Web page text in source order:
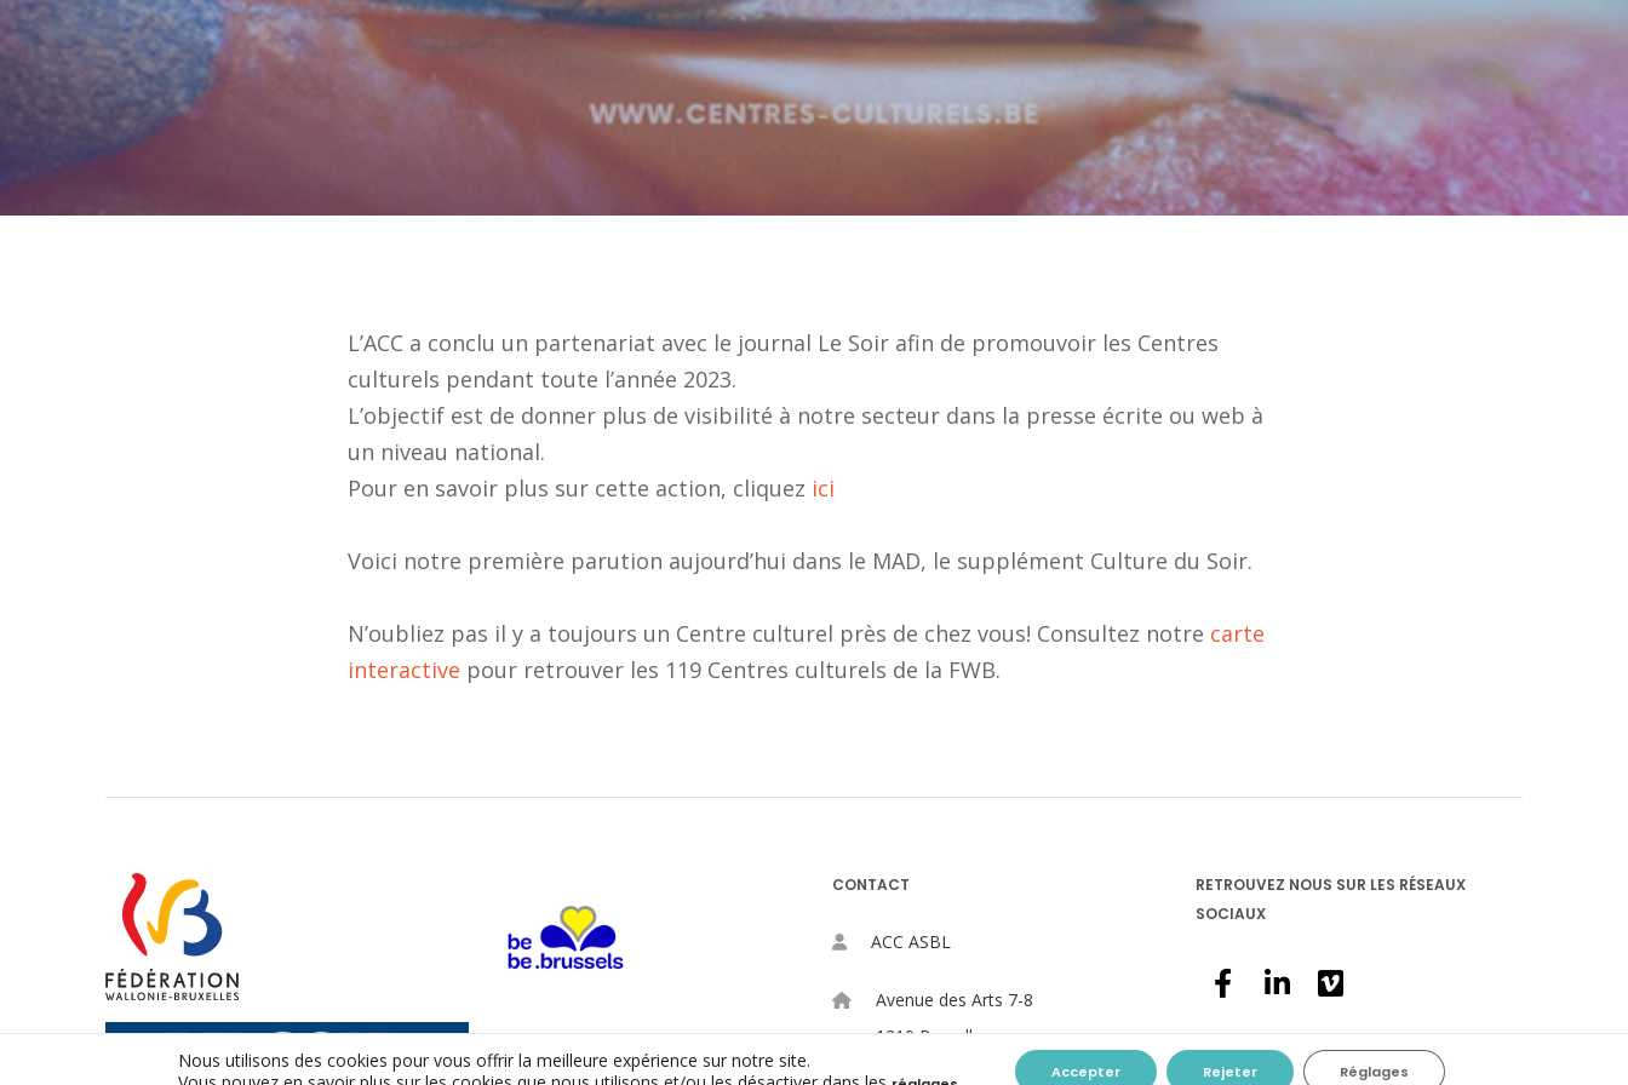
L’ACC a conclu un partenariat avec le journal Le Soir afin de promouvoir les Centres
culturels pendant toute l’année 2023.
L’objectif est de donner plus de visibilité à notre secteur dans la presse écrite ou web à
un niveau national.
Pour en savoir plus sur cette action, cliquez ici
Voici notre première parution aujourd’hui dans le MAD, le supplément Culture du Soir.
N’oubliez pas il y a toujours un Centre culturel près de chez vous! Consultez notre carte
interactive pour retrouver les 119 Centres culturels de la FWB.
CONTACT
ACC ASBL
Avenue des Arts 7-8
1210 Bruxelles
RETROUVEZ NOUS SUR LES RÉSEAUX
SOCIAUX
Nous utilisons des cookies pour vous offrir la meilleure expérience sur notre site.
Accepter Rejeter Réglages